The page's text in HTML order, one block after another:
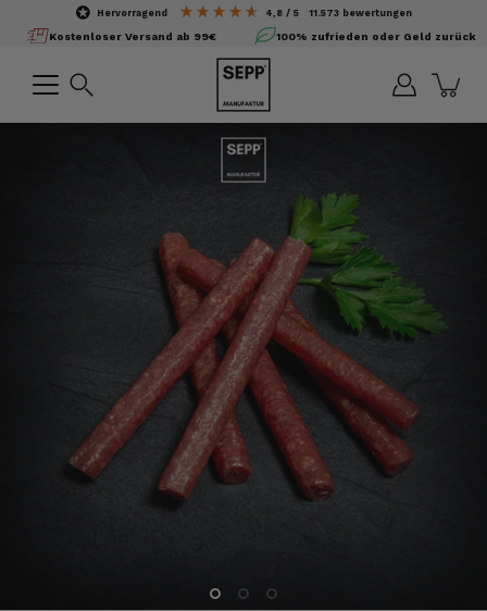
überspringen
Kostenloser Versand ab 99€
hervorragend 4,8 / 5 11.573 bewertungen
100% zufrieden oder Geld zurück